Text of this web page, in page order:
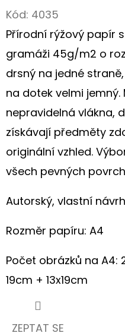
Kód: 4035
Přírodní rýžový papír
gramáži 45g/m2 o
drsný na jedné
na dotek velmi
nepravidelná vlákna,
získávají předměty
originální vzhled.
všech pevných
Autorský, vlastní návrh
Rozměr papíru: A4
Počet obrázků na A4:
19cm + 13x19cm
ZEPTAT SE
P
O
R
U
Č
U
J
E
M
E
NÁKUPNÍ
HORTENZIÍ
KRAJKOU
250
Kč